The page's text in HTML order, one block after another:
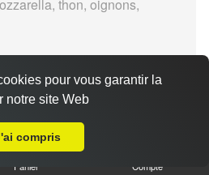
thon, oignons,
Panier Compte
pour vous garantir la
notre site Web
compris